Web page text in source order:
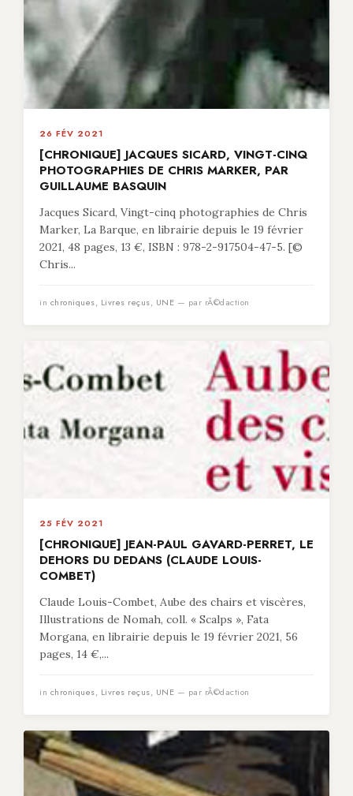
26 FÉV 2021
[CHRONIQUE] JACQUES SICARD, VINGT-CINQ
PHOTOGRAPHIES DE CHRIS MARKER, PAR
GUILLAUME BASQUIN
Jacques Sicard, Vingt-cinq photographies de Chris
Marker, La Barque, en librairie depuis le 19 février
2021, 48 pages, 13 €, ISBN : 978-2-917504-47-5. [©
Chris...
in chroniques, Livres reçus, UNE — par rÃ©daction
25 FÉV 2021
[CHRONIQUE] JEAN-PAUL GAVARD-PERRET, LE
DEHORS DU DEDANS (CLAUDE LOUIS-
COMBET)
Claude Louis-Combet, Aube des chairs et viscères,
Illustrations de Nomah, coll. « Scalps », Fata
Morgana, en librairie depuis le 19 février 2021, 56
pages, 14 €,...
in chroniques, Livres reçus, UNE — par rÃ©daction